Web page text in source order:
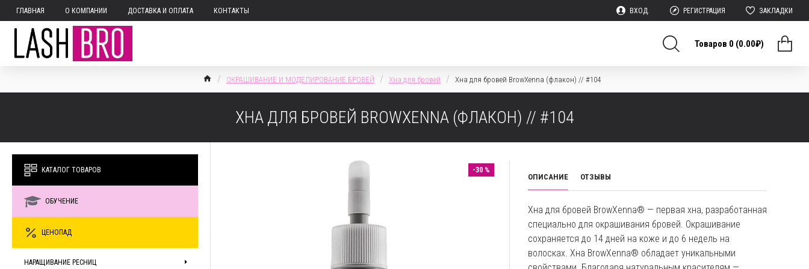
ГЛАВНАЯ О КОМПАНИИ ДОСТАВКА И ОПЛАТА КОНТАКТЫ ВХОД. РЕГИСТРАЦИЯ ЗАКЛАДКИ
Товаров 0 (0.00₽)
ОКРАШИВАНИЕ И МОДЕЛИРОВАНИЕ БРОВЕЙ Хна для бровей Хна для бровей BrowXenna (флакон) // #104
ХНА ДЛЯ БРОВЕЙ BROWXENNA (ФЛАКОН) // #104
КАТАЛОГ ТОВАРОВ
ОБУЧЕНИЕ
ЦЕНОПАД
НАРАЩИВАНИЕ РЕСНИЦ
-30 %
ОПИСАНИЕ ОТЗЫВЫ
Хна для бровей BrowXenna® — первая хна, разработанная
специально для окрашивания бровей. Окрашивание
сохраняется до 14 дней на коже и до 6 недель на
волосках. Хна BrowXenna® обладает уникальными